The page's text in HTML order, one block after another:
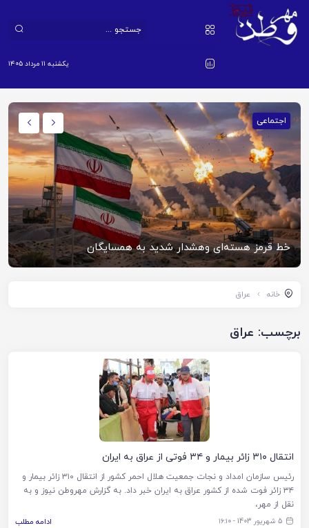
یکشنبه ۱۱ مرداد ۱۴۰۵
اجتماعی
خط قرمز هسته‌ای وهشدار شدید به همسایگان
خانه عراق
برچسب: عراق
انتقال ۳۱۰ زائر بیمار و ۳۴ فوتی از عراق به ایران
رئیس سازمان امداد و نجات جمعیت هلال احمر کشور از انتقال ۳۱۰ زائر بیمار و
۳۴ زائر فوت شده از کشور عراق به ایران خبر داد. به گزارش مهروطن نیوز و به
نقل از مهر،
5 شهریور 1403 - ۱۶:۱۰ ادامه مطلب